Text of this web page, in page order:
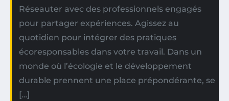
Réseauter avec des professionnels engagés
pour partager expériences. Agissez au
quotidien pour intégrer des pratiques
écoresponsables dans votre travail. Dans un
monde où l’écologie et le développement
durable prennent une place prépondérante, se
[…]